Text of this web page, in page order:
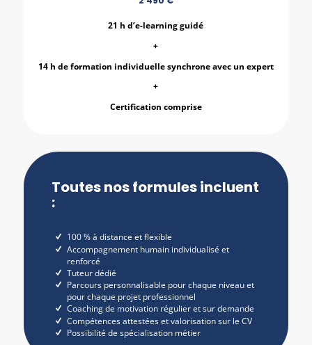
21 h d’e-learning guidé
+
14 h de formation individuelle synchrone avec un expert
+
Certification comprise
Toutes nos formules incluent
:
100 % à distance et flexible
Accompagnement humain individualisé et
renforcé
Tuteur dédié
Parcours personnalisable pour chaque niveau et
pour chaque projet professionnel
Coaching de motivation régulier et sur demande
Compétences attestées et valorisation sur le CV
Possibilité de spécialisation métier